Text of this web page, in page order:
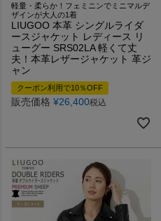
軽量・柔らか！フェミニンでミニマルデ
ザインが大人の1着
LIUGOO 本革 シングルライダ
ースジャケット レディース リ
ューグー SRS02LA 軽くて丈
夫！本革レザージャケット 革ジ
ャン
クーポン利用で10％OFF
販売価格 ¥26,400税込